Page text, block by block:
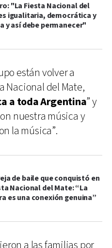
"La Fiesta Nacional del
igualitaria, democrática y
y así debe permanecer"
están volver a
Nacional del Mate,
a toda Argentina” y
nuestra música y
la música”.
de baile que conquistó en
Nacional del Mate: “La
es una conexión genuina”
a las familias por